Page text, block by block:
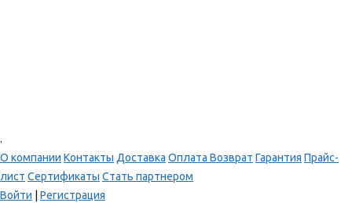
.
О компании Контакты Доставка Оплата Возврат Гарантия Прайс-
лист Сертификаты Стать партнером
Войти
Регистрация